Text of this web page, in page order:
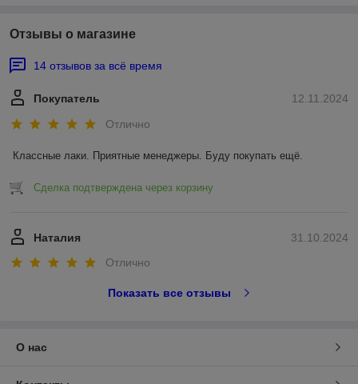
Отзывы о магазине
14 отзывов за всё время
12.11.2024
Покупатель
Отлично
Классные лаки. Приятные менеджеры. Буду покупать ещё.
Сделка подтверждена через корзину
31.10.2024
Наталия
Отлично
Показать все отзывы
О нас